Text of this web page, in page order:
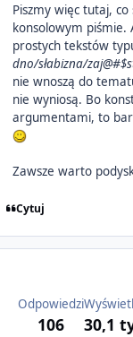
Piszmy więc tutaj,
konsolowym piśmie.
prostych tekstów
dno/słabizna/
nie wnoszą do
nie wyniosą. Bo
argumentami, to
Zawsze warto
Cytuj
Odpowiedzi
106 30,1